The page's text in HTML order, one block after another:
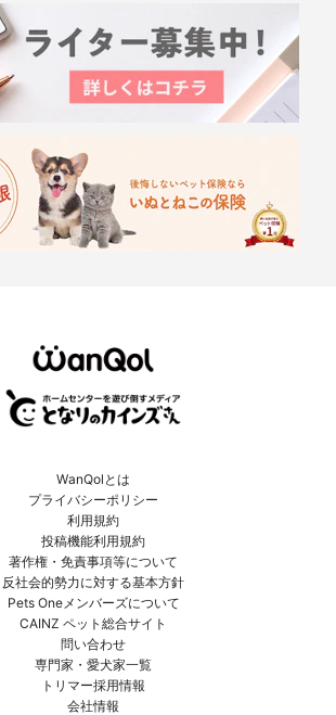
WanQolとは
プライバシーポリシー
利用規約
投稿機能利用規約
著作権・免責事項等について
反社会的勢力に対する基本方針
Pets Oneメンバーズについて
CAINZ ペット総合サイト
問い合わせ
専門家・愛犬家一覧
トリマー採用情報
会社情報